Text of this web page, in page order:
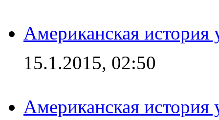
Американская история
15.1.2015, 02:50
Американская история